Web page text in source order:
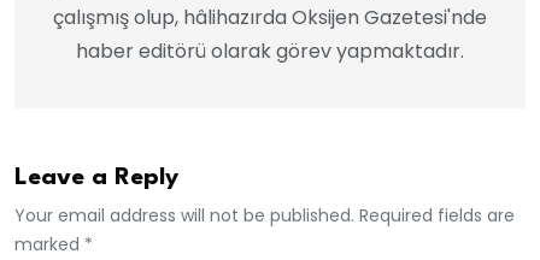
çalışmış olup, hâlihazırda Oksijen Gazetesi'nde
haber editörü olarak görev yapmaktadır.
Leave a Reply
Your email address will not be published. Required fields are
marked *